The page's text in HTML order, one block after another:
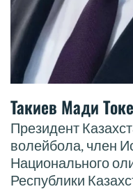
Такиев Мади
Президент
волейбола, член
Национального
Республики